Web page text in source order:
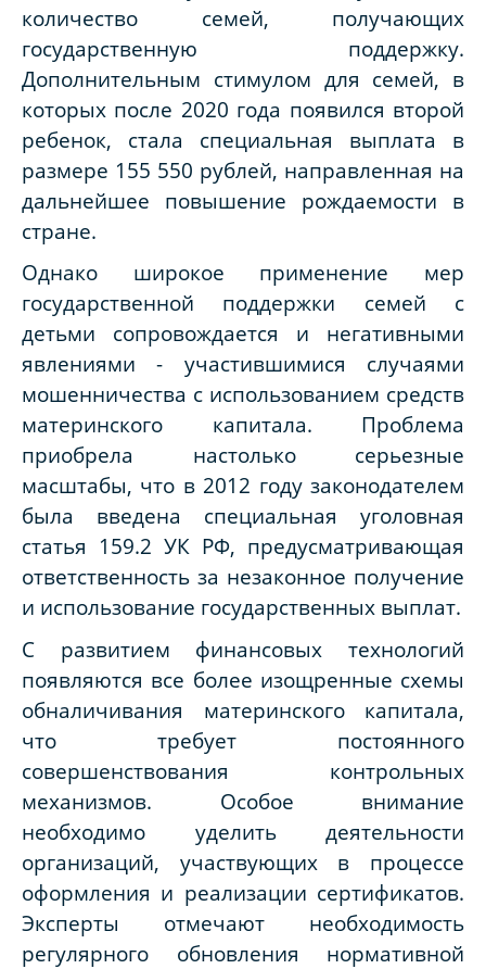
количество семей, получающих
государственную поддержку.
Дополнительным стимулом для семей, в
которых после 2020 года появился второй
ребенок, стала специальная выплата в
размере 155 550 рублей, направленная на
дальнейшее повышение рождаемости в
стране.
Однако широкое применение мер
государственной поддержки семей с
детьми сопровождается и негативными
явлениями - участившимися случаями
мошенничества с использованием средств
материнского капитала. Проблема
приобрела настолько серьезные
масштабы, что в 2012 году законодателем
была введена специальная уголовная
статья 159.2 УК РФ, предусматривающая
ответственность за незаконное получение
и использование государственных выплат.
С развитием финансовых технологий
появляются все более изощренные схемы
обналичивания материнского капитала,
что требует постоянного
совершенствования контрольных
механизмов. Особое внимание
необходимо уделить деятельности
организаций, участвующих в процессе
оформления и реализации сертификатов.
Эксперты отмечают необходимость
регулярного обновления нормативной